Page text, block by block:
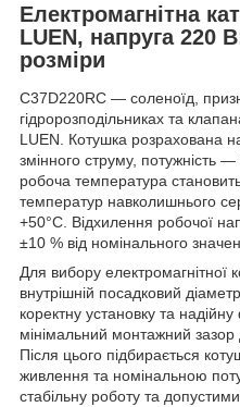
Електромагнітна
LUEN, напруга 220
розміри
C37D220RC — соленоїд,
гідророзподільниках та
LUEN. Котушка розрахована
змінного струму, потужність
робоча температура
температур навколишнього
+50°C. Відхилення робочої
±10 % від номінального
Для вибору електромагнітної
внутрішній посадковий
коректну установку та
мінімальний монтажний зазор
Після цього підбирається
живлення та номінальною
стабільну роботу та